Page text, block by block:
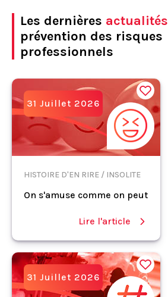
Les dernières actualités
prévention des risques
professionnels
31 Juillet 2026
HISTOIRE D'EN RIRE / INSOLITE
On s'amuse comme on peut
Lire l'article
31 Juillet 2026